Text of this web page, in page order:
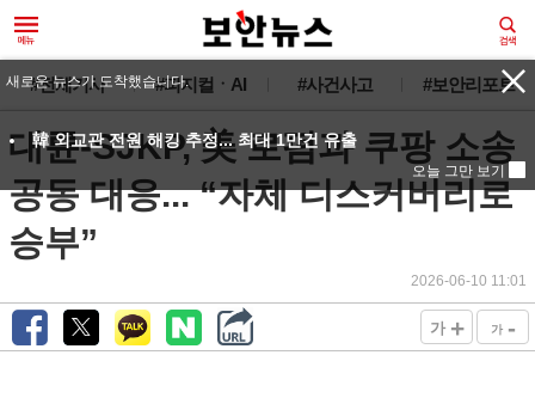
#전체기사 #피지컬ㆍAI #사건사고 #보안리포트
대륜-SJKP, 美 로펌과 쿠팡 소송
공동 대응... “자체 디스커버리로
승부”
2026-06-10 11:01
가 + 가 -
새로운 뉴스가 도착했습니다.
韓 외교관 전원 해킹 추정... 최대 1만건 유출
오늘 그만 보기